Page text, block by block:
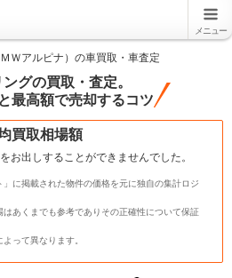
メニュー
Ｗアルピナ）の車買取・車査定
グの買取・査定。
最高額で売却するコツ
買取相場額
お出しすることができませんでした。
に掲載された物件の価格を元に独自の集計ロジ
あくまでも参考でありその正確性について保証
って異なります。